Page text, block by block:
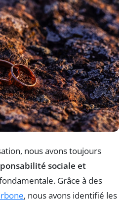
nous avons toujours
sociale et
Grâce à des
, nous avons identifié les